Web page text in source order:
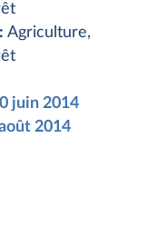
Agriculture,
juin 2014
2014